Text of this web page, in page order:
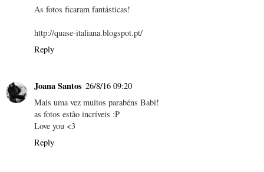
As fotos ficaram fantásticas!
http://quase-italiana.blogspot.pt/
Reply
Joana Santos 26/8/16 09:20
Mais uma vez muitos parabéns Babi!
as fotos estão incríveis :P
Love you <3
Reply